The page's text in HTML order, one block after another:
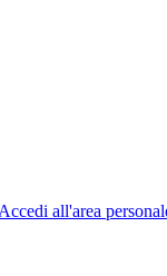
Accedi all'area